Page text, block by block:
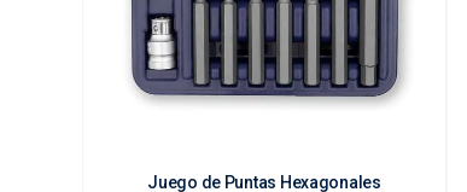
Juego de Puntas Hexagonales